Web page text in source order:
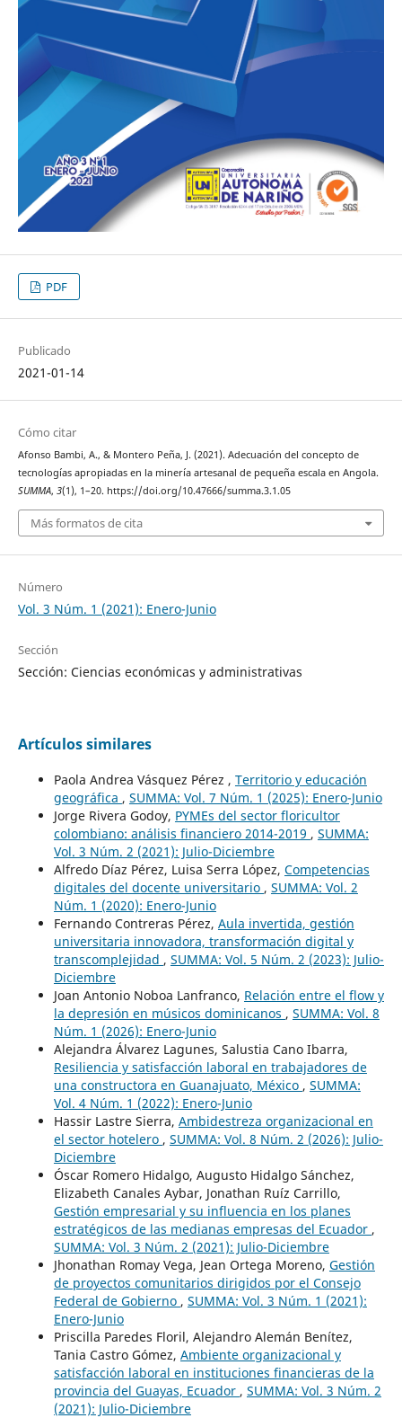
PDF
Publicado
2021-01-14
Cómo citar
Afonso Bambi, A., & Montero Peña, J. (2021). Adecuación del concepto de
tecnologías apropiadas en la minería artesanal de pequeña escala en Angola.
SUMMA, 3(1), 1–20. https://doi.org/10.47666/summa.3.1.05
Más formatos de cita
Número
Vol. 3 Núm. 1 (2021): Enero-Junio
Sección
Sección: Ciencias económicas y administrativas
Artículos similares
Paola Andrea Vásquez Pérez , Territorio y educación
geográfica , SUMMA: Vol. 7 Núm. 1 (2025): Enero-Junio
Jorge Rivera Godoy, PYMEs del sector floricultor
colombiano: análisis financiero 2014-2019 , SUMMA:
Vol. 3 Núm. 2 (2021): Julio-Diciembre
Alfredo Díaz Pérez, Luisa Serra López, Competencias
digitales del docente universitario , SUMMA: Vol. 2
Núm. 1 (2020): Enero-Junio
Fernando Contreras Pérez, Aula invertida, gestión
universitaria innovadora, transformación digital y
transcomplejidad , SUMMA: Vol. 5 Núm. 2 (2023): Julio-
Diciembre
Joan Antonio Noboa Lanfranco, Relación entre el flow y
la depresión en músicos dominicanos , SUMMA: Vol. 8
Núm. 1 (2026): Enero-Junio
Alejandra Álvarez Lagunes, Salustia Cano Ibarra,
Resiliencia y satisfacción laboral en trabajadores de
una constructora en Guanajuato, México , SUMMA:
Vol. 4 Núm. 1 (2022): Enero-Junio
Hassir Lastre Sierra, Ambidestreza organizacional en
el sector hotelero , SUMMA: Vol. 8 Núm. 2 (2026): Julio-
Diciembre
Óscar Romero Hidalgo, Augusto Hidalgo Sánchez,
Elizabeth Canales Aybar, Jonathan Ruíz Carrillo,
Gestión empresarial y su influencia en los planes
estratégicos de las medianas empresas del Ecuador ,
SUMMA: Vol. 3 Núm. 2 (2021): Julio-Diciembre
Jhonathan Romay Vega, Jean Ortega Moreno, Gestión
de proyectos comunitarios dirigidos por el Consejo
Federal de Gobierno , SUMMA: Vol. 3 Núm. 1 (2021):
Enero-Junio
Priscilla Paredes Floril, Alejandro Alemán Benítez,
Tania Castro Gómez, Ambiente organizacional y
satisfacción laboral en instituciones financieras de la
provincia del Guayas, Ecuador , SUMMA: Vol. 3 Núm. 2
(2021): Julio-Diciembre